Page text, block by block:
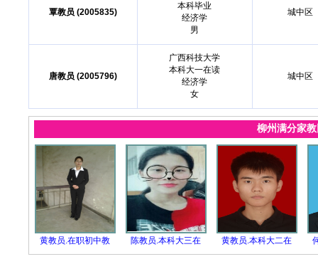
覃教员 (2005835)
本科毕业
经济学
男
城中区
唐教员 (2005796)
广西科技大学
本科大一在读
经济学
女
城中区
柳州满分家
黄教员.在职初中教 陈教员.本科大三在 黄教员.本科大二在